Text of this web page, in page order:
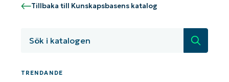
Tillbaka till Kunskapsbasens katalog
Sök
TRENDANDE
Business
Phone
number*
Country